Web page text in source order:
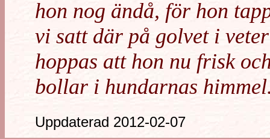
hon nog ändå, för hon
vi satt där på golvet i
hoppas att hon nu frisk
bollar i hundarnas
Uppdaterad 2012-02-07